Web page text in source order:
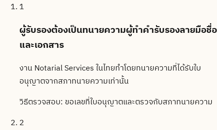
1
ผู้รับรองต้องเป็นทนายความผู้ทำคำรับรองลายมือชื่อ
และเอกสาร
งาน Notarial Services ในไทยทำโดยทนายความที่ได้รับใบ
อนุญาตจากสภาทนายความเท่านั้น
วิธีตรวจสอบ: ขอเลขที่ใบอนุญาตและตรวจกับสภาทนายความ
2